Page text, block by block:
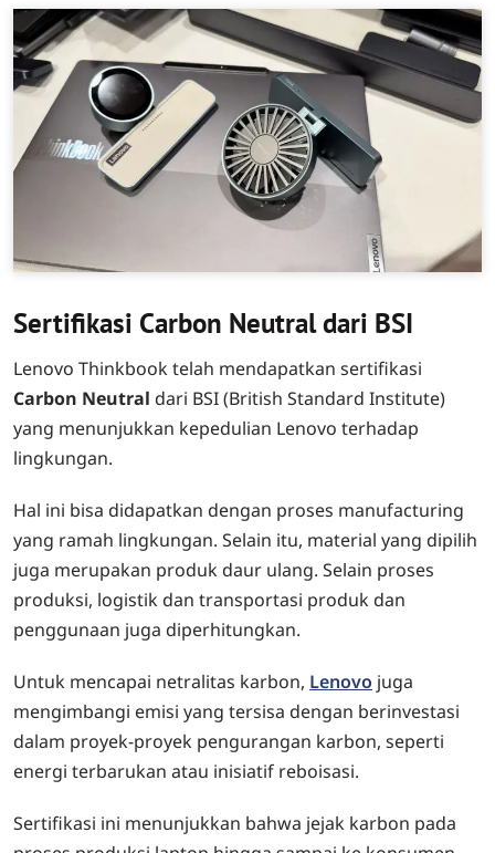
Sertifikasi Carbon Neutral dari BSI
Lenovo Thinkbook telah mendapatkan sertifikasi
Carbon Neutral dari BSI (British Standard Institute)
yang menunjukkan kepedulian Lenovo terhadap
lingkungan.
Hal ini bisa didapatkan dengan proses manufacturing
yang ramah lingkungan. Selain itu, material yang dipilih
juga merupakan produk daur ulang. Selain proses
produksi, logistik dan transportasi produk dan
penggunaan juga diperhitungkan.
Untuk mencapai netralitas karbon, Lenovo juga
mengimbangi emisi yang tersisa dengan berinvestasi
dalam proyek-proyek pengurangan karbon, seperti
energi terbarukan atau inisiatif reboisasi.
Sertifikasi ini menunjukkan bahwa jejak karbon pada